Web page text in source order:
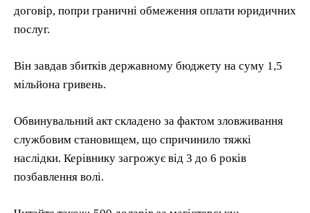
договір, попри граничні обмеження оплати юридичних
послуг.
Він завдав збитків державному бюджету на суму 1,5
мільйона гривень.
Обвинувальний акт складено за фактом зловживання
службовим становищем, що спричинило тяжкі
наслідки. Керівнику загрожує від 3 до 6 років
позбавлення волі.